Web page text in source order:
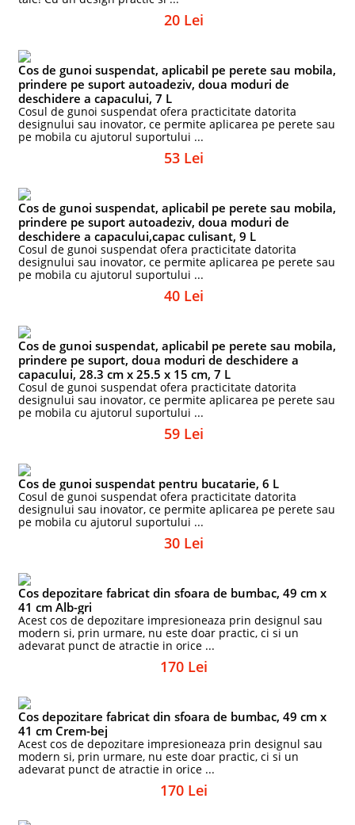
20 Lei
Cos de gunoi suspendat, aplicabil pe perete sau mobila,
prindere pe suport autoadeziv, doua moduri de
deschidere a capacului, 7 L
Cosul de gunoi suspendat ofera practicitate datorita
designului sau inovator, ce permite aplicarea pe perete sau
pe mobila cu ajutorul suportului ...
53 Lei
Cos de gunoi suspendat, aplicabil pe perete sau mobila,
prindere pe suport autoadeziv, doua moduri de
deschidere a capacului,capac culisant, 9 L
Cosul de gunoi suspendat ofera practicitate datorita
designului sau inovator, ce permite aplicarea pe perete sau
pe mobila cu ajutorul suportului ...
40 Lei
Cos de gunoi suspendat, aplicabil pe perete sau mobila,
prindere pe suport, doua moduri de deschidere a
capacului, 28.3 cm x 25.5 x 15 cm, 7 L
Cosul de gunoi suspendat ofera practicitate datorita
designului sau inovator, ce permite aplicarea pe perete sau
pe mobila cu ajutorul suportului ...
59 Lei
Cos de gunoi suspendat pentru bucatarie, 6 L
Cosul de gunoi suspendat ofera practicitate datorita
designului sau inovator, ce permite aplicarea pe perete sau
pe mobila cu ajutorul suportului ...
30 Lei
Cos depozitare fabricat din sfoara de bumbac, 49 cm x
41 cm Alb-gri
Acest cos de depozitare impresioneaza prin designul sau
modern si, prin urmare, nu este doar practic, ci si un
adevarat punct de atractie in orice ...
170 Lei
Cos depozitare fabricat din sfoara de bumbac, 49 cm x
41 cm Crem-bej
Acest cos de depozitare impresioneaza prin designul sau
modern si, prin urmare, nu este doar practic, ci si un
adevarat punct de atractie in orice ...
170 Lei